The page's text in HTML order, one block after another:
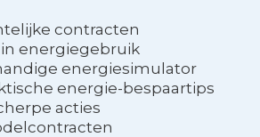
contracten
in energiegebruik
energiesimulator
energie-bespaartips
acties